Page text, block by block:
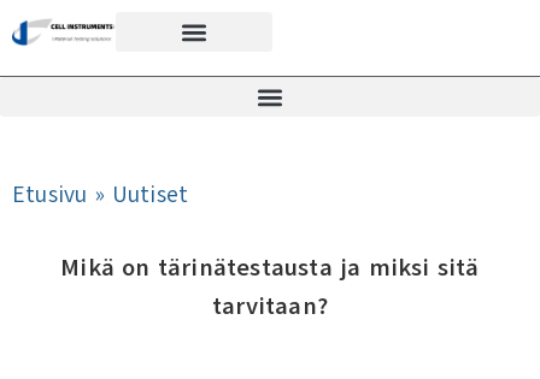
Etusivu » Uutiset
Mikä on tärinätestausta ja miksi sitä
tarvitaan?